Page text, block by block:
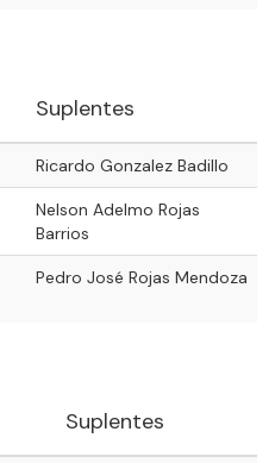
Suplentes
Ricardo Gonzalez Badillo
Nelson Adelmo Rojas
Barrios
Pedro José Rojas Mendoza
Suplentes